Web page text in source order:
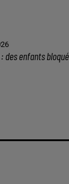
des enfants